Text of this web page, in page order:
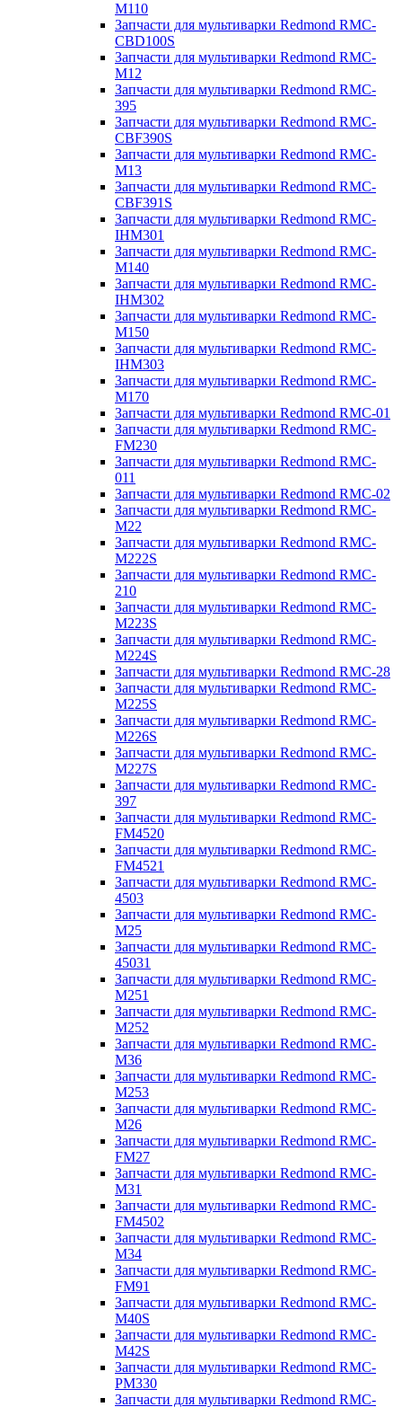
M110
Запчасти для мультиварки Redmond RMC-
CBD100S
Запчасти для мультиварки Redmond RMC-
M12
Запчасти для мультиварки Redmond RMC-
395
Запчасти для мультиварки Redmond RMC-
CBF390S
Запчасти для мультиварки Redmond RMC-
M13
Запчасти для мультиварки Redmond RMC-
CBF391S
Запчасти для мультиварки Redmond RMC-
IHM301
Запчасти для мультиварки Redmond RMC-
M140
Запчасти для мультиварки Redmond RMC-
IHM302
Запчасти для мультиварки Redmond RMC-
M150
Запчасти для мультиварки Redmond RMC-
IHM303
Запчасти для мультиварки Redmond RMC-
M170
Запчасти для мультиварки Redmond RMC-01
Запчасти для мультиварки Redmond RMC-
FM230
Запчасти для мультиварки Redmond RMC-
011
Запчасти для мультиварки Redmond RMC-02
Запчасти для мультиварки Redmond RMC-
M22
Запчасти для мультиварки Redmond RMC-
M222S
Запчасти для мультиварки Redmond RMC-
210
Запчасти для мультиварки Redmond RMC-
M223S
Запчасти для мультиварки Redmond RMC-
M224S
Запчасти для мультиварки Redmond RMC-28
Запчасти для мультиварки Redmond RMC-
M225S
Запчасти для мультиварки Redmond RMC-
M226S
Запчасти для мультиварки Redmond RMC-
M227S
Запчасти для мультиварки Redmond RMC-
397
Запчасти для мультиварки Redmond RMC-
FM4520
Запчасти для мультиварки Redmond RMC-
FM4521
Запчасти для мультиварки Redmond RMC-
4503
Запчасти для мультиварки Redmond RMC-
M25
Запчасти для мультиварки Redmond RMC-
45031
Запчасти для мультиварки Redmond RMC-
M251
Запчасти для мультиварки Redmond RMC-
M252
Запчасти для мультиварки Redmond RMC-
M36
Запчасти для мультиварки Redmond RMC-
M253
Запчасти для мультиварки Redmond RMC-
M26
Запчасти для мультиварки Redmond RMC-
FM27
Запчасти для мультиварки Redmond RMC-
M31
Запчасти для мультиварки Redmond RMC-
FM4502
Запчасти для мультиварки Redmond RMC-
M34
Запчасти для мультиварки Redmond RMC-
FM91
Запчасти для мультиварки Redmond RMC-
M40S
Запчасти для мультиварки Redmond RMC-
M42S
Запчасти для мультиварки Redmond RMC-
PM330
Запчасти для мультиварки Redmond RMC-